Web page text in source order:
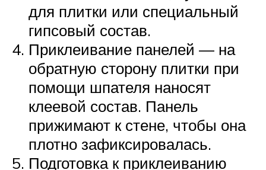
для плитки или специальный
гипсовый состав.
Приклеивание панелей — на
обратную сторону плитки при
помощи шпателя наносят
клеевой состав. Панель
прижимают к стене, чтобы она
плотно зафиксировалась.
Подготовка к приклеиванию